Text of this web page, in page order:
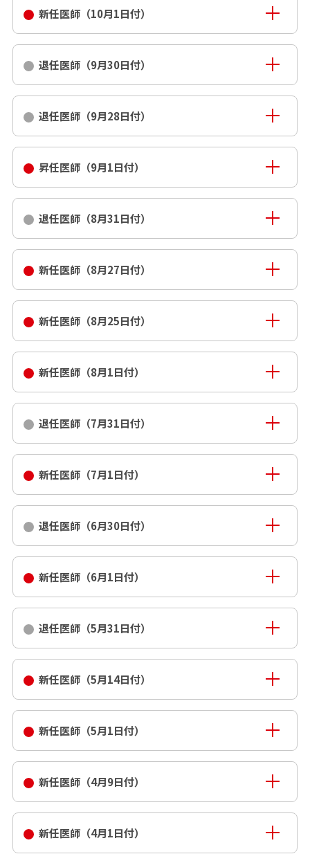
新任医師（10月1日付）
退任医師（9月30日付）
退任医師（9月28日付）
昇任医師（9月1日付）
退任医師（8月31日付）
新任医師（8月27日付）
新任医師（8月25日付）
新任医師（8月1日付）
退任医師（7月31日付）
新任医師（7月1日付）
退任医師（6月30日付）
新任医師（6月1日付）
退任医師（5月31日付）
新任医師（5月14日付）
新任医師（5月1日付）
新任医師（4月9日付）
新任医師（4月1日付）